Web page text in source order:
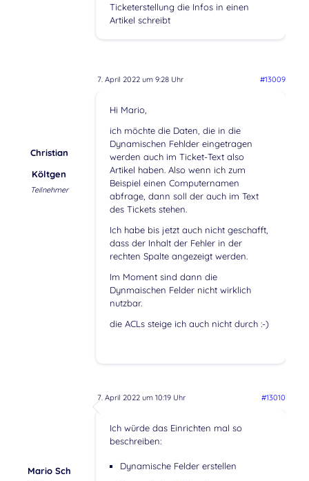
Ticketerstellung die Infos in einen
Artikel schreibt
7. April 2022 um 9:28 Uhr #13009
Christian
Költgen
Teilnehmer
Hi Mario,
ich möchte die Daten, die in die
Dynamischen Fehlder eingetragen
werden auch im Ticket-Text also
Artikel haben. Also wenn ich zum
Beispiel einen Computernamen
abfrage, dann soll der auch im Text
des Tickets stehen.
Ich habe bis jetzt auch nicht geschafft,
dass der Inhalt der Fehler in der
rechten Spalte angezeigt werden.
Im Moment sind dann die
Dynmaischen Felder nicht wirklich
nutzbar.
die ACLs steige ich auch nicht durch :-)
7. April 2022 um 10:19 Uhr #13010
Mario Sch
Ich würde das Einrichten mal so
beschreiben:
Dynamische Felder erstellen